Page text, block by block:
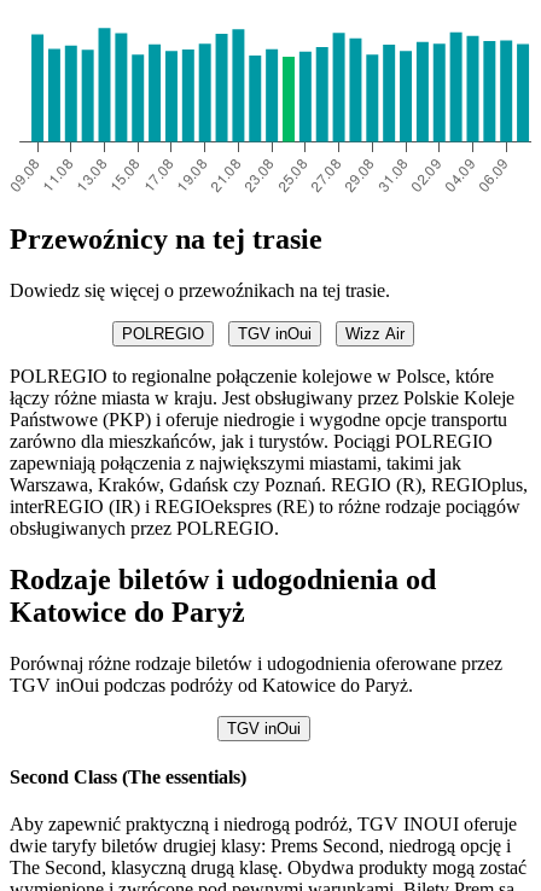
Przewoźnicy na tej trasie
Dowiedz się więcej o przewoźnikach na tej trasie.
POLREGIO TGV inOui Wizz Air
POLREGIO to regionalne połączenie kolejowe w Polsce, które
łączy różne miasta w kraju. Jest obsługiwany przez Polskie Koleje
Państwowe (PKP) i oferuje niedrogie i wygodne opcje transportu
zarówno dla mieszkańców, jak i turystów. Pociągi POLREGIO
zapewniają połączenia z największymi miastami, takimi jak
Warszawa, Kraków, Gdańsk czy Poznań. REGIO (R), REGIOplus,
interREGIO (IR) i REGIOekspres (RE) to różne rodzaje pociągów
obsługiwanych przez POLREGIO.
Rodzaje biletów i udogodnienia od
Katowice do Paryż
Porównaj różne rodzaje biletów i udogodnienia oferowane przez
TGV inOui podczas podróży od Katowice do Paryż.
TGV inOui
Second Class (The essentials)
Aby zapewnić praktyczną i niedrogą podróż, TGV INOUI oferuje
dwie taryfy biletów drugiej klasy: Prems Second, niedrogą opcję i
The Second, klasyczną drugą klasę. Obydwa produkty mogą zostać